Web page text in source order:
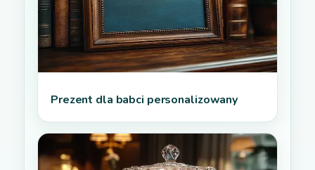
Prezent dla babci personalizowany